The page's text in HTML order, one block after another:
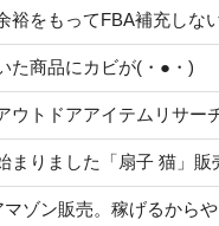
裕をもってFBA補充しな
た商品にカビが(・●・)
ウトドアアイテムリサーチ
まりました「扇子 猫」販
ゾン販売。稼げるからや